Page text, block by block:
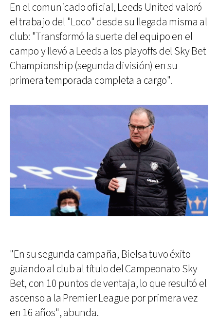
En el comunicado oficial, Leeds United valoró
el trabajo del "Loco" desde su llegada misma al
club: "Transformó la suerte del equipo en el
campo y llevó a Leeds a los playoffs del Sky Bet
Championship (segunda división) en su
primera temporada completa a cargo".
"En su segunda campaña, Bielsa tuvo éxito
guiando al club al título del Campeonato Sky
Bet, con 10 puntos de ventaja, lo que resultó el
ascenso a la Premier League por primera vez
en 16 años", abunda.